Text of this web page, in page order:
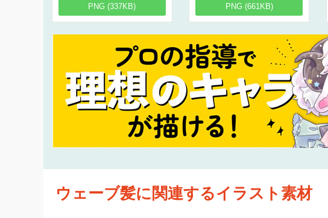
PNG (337KB) PNG (661KB)
ウェーブ髪に関連するイラスト素材